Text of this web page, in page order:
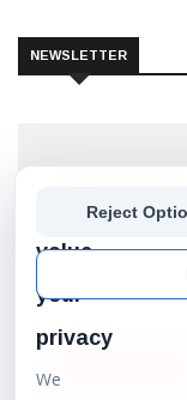
NEWSLETTER
Subscribe our
your inbox!
value
your
privacy
We
Reject